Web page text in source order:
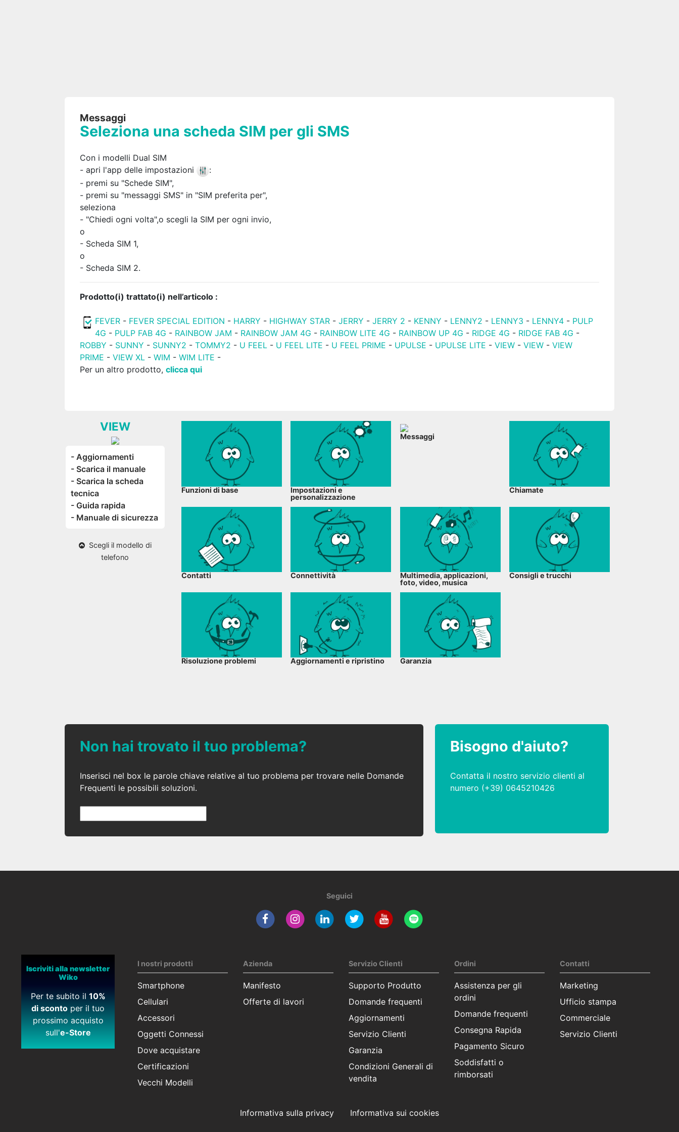
Messaggi
Seleziona una scheda SIM per gli SMS
Con i modelli Dual SIM
- apri l'app delle impostazioni
:
- premi su "Schede SIM",
- premi su "messaggi SMS" in "SIM preferita per",
seleziona
- "Chiedi ogni volta",o scegli la SIM per ogni invio,
o
- Scheda SIM 1,
o
- Scheda SIM 2.
Prodotto(i) trattato(i) nell’articolo :
FEVER - FEVER SPECIAL EDITION - HARRY - HIGHWAY STAR -JERRY -JERRY 2 - KENNY - LENNY2 - LENNY3 - LENNY4 - PULP
4G - PULP FAB 4G - RAINBOW JAM - RAINBOW JAM 4G - RAINBOW LITE 4G - RAINBOW UP 4G - RIDGE 4G - RIDGE FAB 4G -
ROBBY - SUNNY - SUNNY2 -TOMMY2 - U FEEL - U FEEL LITE - U FEEL PRIME - UPULSE - UPULSE LITE -VIEW -VIEW -VIEW
PRIME -VIEW XL -WIM -WIM LITE -
Per un altro prodotto,clicca qui
VIEW
- Aggiornamenti
- Scarica il manuale
- Scarica la scheda
tecnica
- Guida rapida
- Manuale di sicurezza
Scegli il modello di
telefono
Funzioni di base
Impostazioni e
personalizzazione
Messaggi
Chiamate
Contatti Connettività
Multimedia, applicazioni,
foto, video, musica
Consigli e trucchi
Risoluzione problemi Aggiornamenti e ripristino Garanzia
Non hai trovato il tuo problema?
Inserisci nel box le parole chiave relative al tuo problema per trovare nelle Domande
Frequenti le possibili soluzioni.
Bisogno d'aiuto?
Contatta il nostro servizio clienti al
numero (+39) 0645210426
Seguici
Iscriviti alla newsletter
Wiko
Per te subito il 10%
di sconto per il tuo
prossimo acquisto
sull'e-Store
I nostri prodotti
Smartphone
Cellulari
Accessori
Oggetti Connessi
Dove acquistare
Certificazioni
Vecchi Modelli
Azienda
Manifesto
Offerte di lavori
Servizio Clienti
Supporto Produtto
Domande frequenti
Aggiornamenti
Servizio Clienti
Garanzia
Condizioni Generali di
vendita
Ordini
Assistenza per gli
ordini
Domande frequenti
Consegna Rapida
Pagamento Sicuro
Soddisfatti o
rimborsati
Contatti
Marketing
Ufficio stampa
Commerciale
Servizio Clienti
Informativa sulla privacy Informativa sui cookies